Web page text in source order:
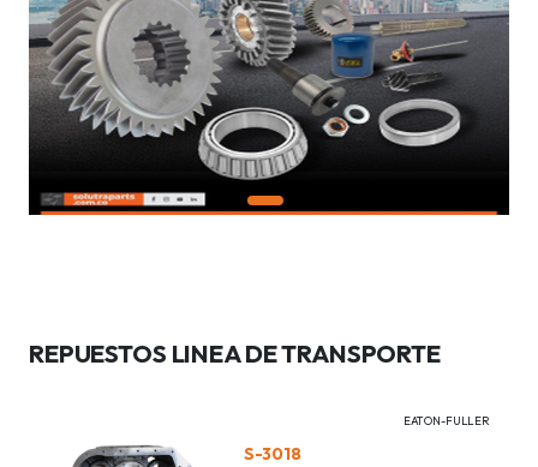
REPUESTOS LINEA DE TRANSPORTE
EATON-FULLER
S-3018